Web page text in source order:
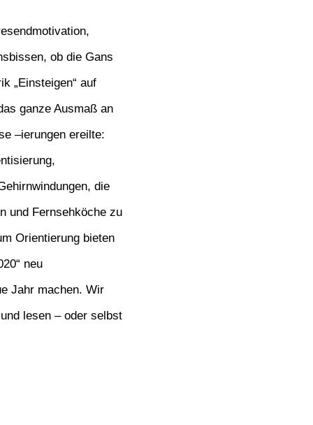
ob die Gans
„Einsteigen“ auf
ganze Ausmaß an
–ierungen ereilte:
,
die
und Fernsehköche zu
Orientierung bieten
neu
Jahr machen. Wir
lesen – oder selbst